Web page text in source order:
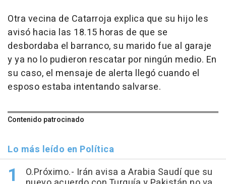
Otra vecina de Catarroja explica que su hijo les
avisó hacia las 18.15 horas de que se
desbordaba el barranco, su marido fue al garaje
y ya no lo pudieron rescatar por ningún medio. En
su caso, el mensaje de alerta llegó cuando el
esposo estaba intentando salvarse.
Contenido patrocinado
Lo más leído en Política
O.Próximo.- Irán avisa a Arabia Saudí que su